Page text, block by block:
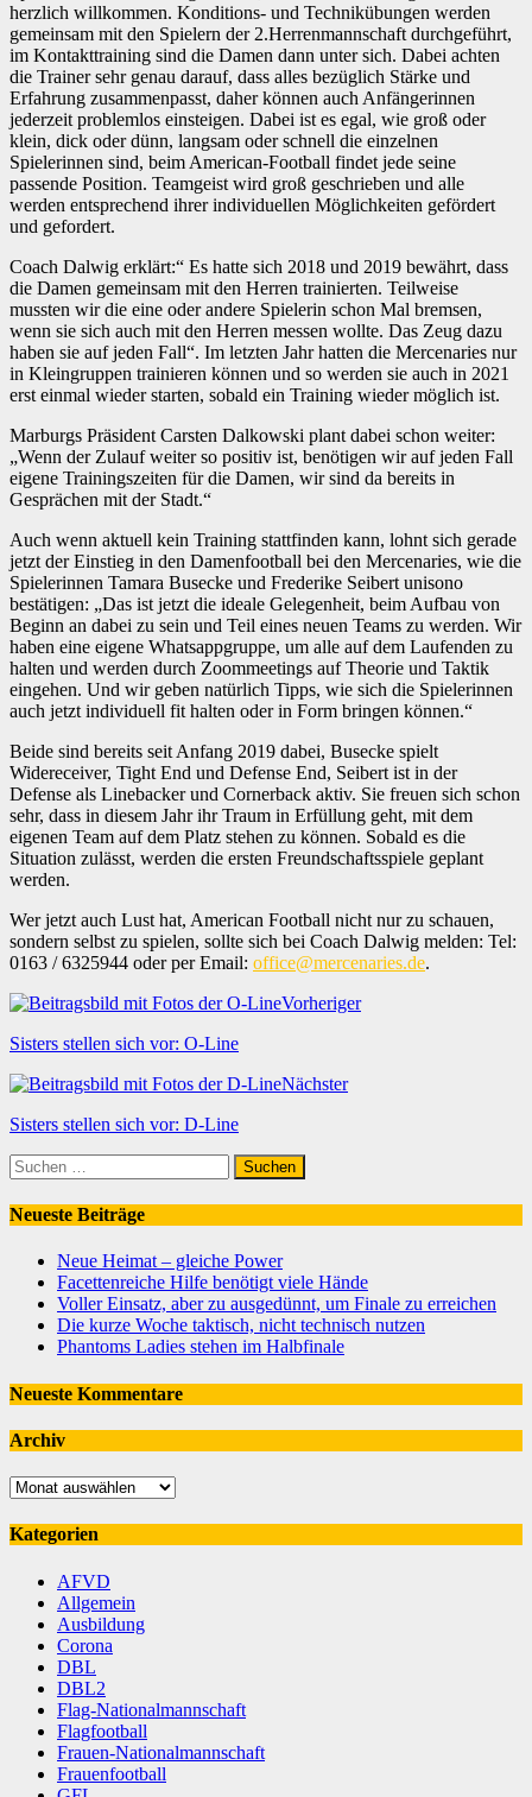
herzlich willkommen. Konditions- und Technikübungen werden
gemeinsam mit den Spielern der 2.Herrenmannschaft durchgeführt,
im Kontakttraining sind die Damen dann unter sich. Dabei achten
die Trainer sehr genau darauf, dass alles bezüglich Stärke und
Erfahrung zusammenpasst, daher können auch Anfängerinnen
jederzeit problemlos einsteigen. Dabei ist es egal, wie groß oder
klein, dick oder dünn, langsam oder schnell die einzelnen
Spielerinnen sind, beim American-Football findet jede seine
passende Position. Teamgeist wird groß geschrieben und alle
werden entsprechend ihrer individuellen Möglichkeiten gefördert
und gefordert.
Coach Dalwig erklärt:“ Es hatte sich 2018 und 2019 bewährt, dass
die Damen gemeinsam mit den Herren trainierten. Teilweise
mussten wir die eine oder andere Spielerin schon Mal bremsen,
wenn sie sich auch mit den Herren messen wollte. Das Zeug dazu
haben sie auf jeden Fall“. Im letzten Jahr hatten die Mercenaries nur
in Kleingruppen trainieren können und so werden sie auch in 2021
erst einmal wieder starten, sobald ein Training wieder möglich ist.
Marburgs Präsident Carsten Dalkowski plant dabei schon weiter:
„Wenn der Zulauf weiter so positiv ist, benötigen wir auf jeden Fall
eigene Trainingszeiten für die Damen, wir sind da bereits in
Gesprächen mit der Stadt.“
Auch wenn aktuell kein Training stattfinden kann, lohnt sich gerade
jetzt der Einstieg in den Damenfootball bei den Mercenaries, wie die
Spielerinnen Tamara Busecke und Frederike Seibert unisono
bestätigen: „Das ist jetzt die ideale Gelegenheit, beim Aufbau von
Beginn an dabei zu sein und Teil eines neuen Teams zu werden. Wir
haben eine eigene Whatsappgruppe, um alle auf dem Laufenden zu
halten und werden durch Zoommeetings auf Theorie und Taktik
eingehen. Und wir geben natürlich Tipps, wie sich die Spielerinnen
auch jetzt individuell fit halten oder in Form bringen können.“
Beide sind bereits seit Anfang 2019 dabei, Busecke spielt
Widereceiver, Tight End und Defense End, Seibert ist in der
Defense als Linebacker und Cornerback aktiv. Sie freuen sich schon
sehr, dass in diesem Jahr ihr Traum in Erfüllung geht, mit dem
eigenen Team auf dem Platz stehen zu können. Sobald es die
Situation zulässt, werden die ersten Freundschaftsspiele geplant
werden.
Wer jetzt auch Lust hat, American Football nicht nur zu schauen,
sondern selbst zu spielen, sollte sich bei Coach Dalwig melden: Tel:
0163 / 6325944 oder per Email: office@mercenaries.de.
Vorheriger
Sisters stellen sich vor: O-Line
Nächster
Sisters stellen sich vor: D-Line
Suchen
nach:
Neueste Beiträge
Neue Heimat – gleiche Power
Facettenreiche Hilfe benötigt viele Hände
Voller Einsatz, aber zu ausgedünnt, um Finale zu erreichen
Die kurze Woche taktisch, nicht technisch nutzen
Phantoms Ladies stehen im Halbfinale
Neueste Kommentare
Archiv
Archiv
Kategorien
AFVD
Allgemein
Ausbildung
Corona
DBL
DBL2
Flag-Nationalmannschaft
Flagfootball
Frauen-Nationalmannschaft
Frauenfootball